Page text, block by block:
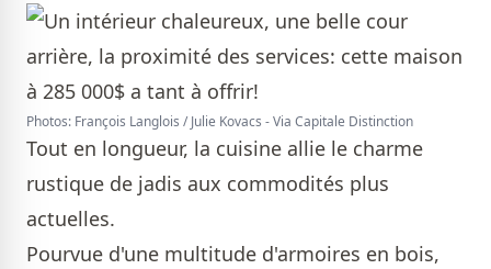
Photos: François Langlois / Julie Kovacs - Via Capitale Distinction
Tout en longueur, la cuisine allie le charme
rustique de jadis aux commodités plus
actuelles.
Pourvue d'une multitude d'armoires en bois,